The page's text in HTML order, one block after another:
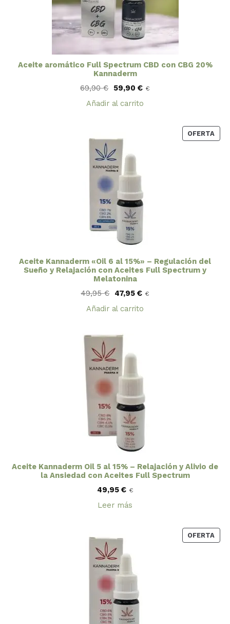
Aceite aromático Full Spectrum CBD con CBG 20%
Kannaderm
69,90€ El
precio
original
59,90€El
actual
€
Añadir al carrito
OFERTA
EN
Aceite Kannaderm «Oil 6 al 15%» – Regulación del
Sueño y Relajación con Aceites Full Spectrum y
Melatonina
49,95€ El
precio
original
47,95€El
actual
€
Añadir al carrito
Aceite Kannaderm Oil 5 al 15% – Relajación y Alivio de
la Ansiedad con Aceites Full Spectrum
49,95€ €
Leer más
OFERTA
EN